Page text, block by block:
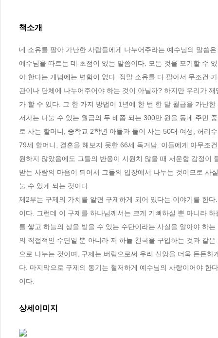
책소개
네 소유를 팔아 가난한 사람들에게 나누어주라는 예수님의 말씀
예수님을 따르는 데 초점이 있는 말씀이다. 모든 것을 포기할 수
야 한다는 개념에는 변함이 없다. 정말 소유를 다 팔아서 무조건
관이나 단체에 나누어주어야 하는 것이 아닐까? 하지만 우리가
가 할 수 있다. 그 한 가지 방법이 1년에 한 번 한 달 월급을 가난
저자는 나눌 수 있는 월급의 두 배쯤 되는 300만 원을 동네 주민
로 사는 할머니, 중학교 2학년 아들과 둘이 사는 50대 여성, 허리
79세 할머니, 결혼을 해보지 못한 66세 독거남. 이들에게 아무조
원하지 않았음에도 그들의 반응이 시원치 않을 때 서운함 감정이
받는 사람의 마음이 되어서 그들의 입장에서 나누는 것이므로 사
눌 수 있게 되는 것이다.
제2부는 구제의 가치를 알면 구제하게 되어 있다는 이야기를 한
이다. 그런데 이 구제를 하나님께서는 크게 기뻐하실 뿐 아니라
를 쌓고 하늘의 상을 받을 수 있는 수단이라는 사실을 알아야 하
의 직접적인 수단일 뿐 아니라 저 하늘 천국을 구입하는 것과 같
으로 나누는 것이며, 구제는 버림으로써 우리 신앙을 더욱 든든
다. 마지막으로 구제의 동기는 철저하게 예수님의 사랑이어야 한
이다.
상세이미지